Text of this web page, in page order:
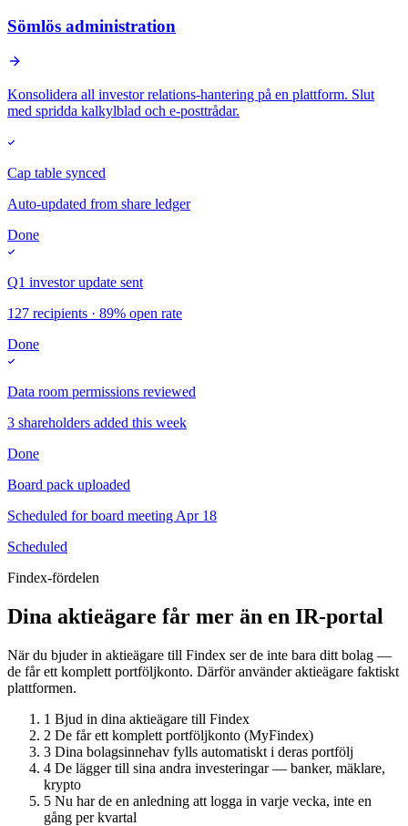
Sömlös administration
Konsolidera all investor relations-hantering på en plattform. Slut
med spridda kalkylblad och e-posttrådar.
Cap table synced
Auto-updated from share ledger
Done
Q1 investor update sent
127 recipients · 89% open rate
Done
Data room permissions reviewed
3 shareholders added this week
Done
Board pack uploaded
Scheduled for board meeting Apr 18
Scheduled
Findex-fördelen
Dina aktieägare får mer än en IR-portal
När du bjuder in aktieägare till Findex ser de inte bara ditt bolag —
de får ett komplett portföljkonto. Därför använder aktieägare faktiskt
plattformen.
1 Bjud in dina aktieägare till Findex
2 De får ett komplett portföljkonto (MyFindex)
3 Dina bolagsinnehav fylls automatiskt i deras portfölj
4 De lägger till sina andra investeringar — banker, mäklare,
krypto
5 Nu har de en anledning att logga in varje vecka, inte en
gång per kvartal